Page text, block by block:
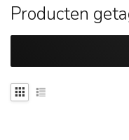
Producten